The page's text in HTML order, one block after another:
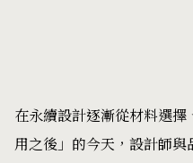
在永續設計逐漸從材料選
用之後」的今天，設計師